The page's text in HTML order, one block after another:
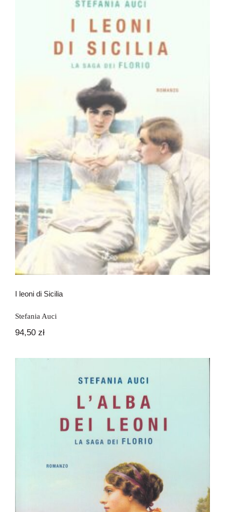
I leoni di Sicilia
I leoni di Sicilia
Stefania Auci
94,50 zł
L’alba dei Leoni